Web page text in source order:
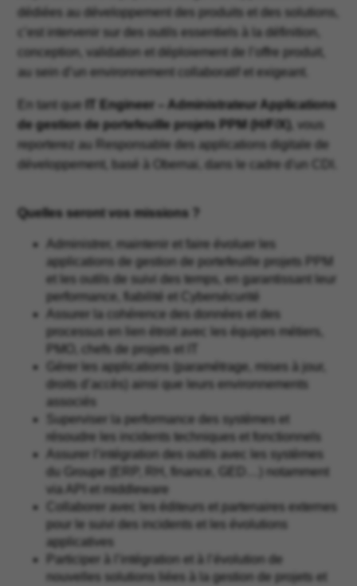
dédiées au développement des produits et des solutions,
c’est intervenir sur des outils essentiels à la définition,
conception, validation et déploiement de l’offre produit,
au sein d’un environnement collaboratif et exigeant.
En tant que
IT Engineer – Administrateur Applications
de gestion de portefeuille projets PPM (H/F/X)
, vous
reporterez au Responsable des applications digitale de
développement, basé à Obernai, dans le cadre d'un CDI.
Quelles seront vos missions ?
Administrer, maintenir et faire évoluer les
applications de gestion de portefeuille projets PPM
et les outils de suivi des temps, en garantissant leur
performance, fiabilité et Cybersécurité
Assurer la cohérence des données et des
processus en lien étroit avec les équipes métiers,
PMO, chefs de projets et IT
Gérer les applications (paramétrage, mises à jour,
droits d’accès) ainsi que leurs environnements
associés
Superviser la performance des systèmes et
résoudre les incidents techniques et fonctionnels
Assurer l’intégration des outils avec les systèmes
du Groupe (ERP, RH, finance, GED…) notamment
via API et middleware
Collaborer avec les éditeurs et partenaires externes
pour le suivi des incidents et les évolutions
applicatives
Participer à l’intégration et à l’évolution de
nouvelles solutions liées à la gestion de projets et